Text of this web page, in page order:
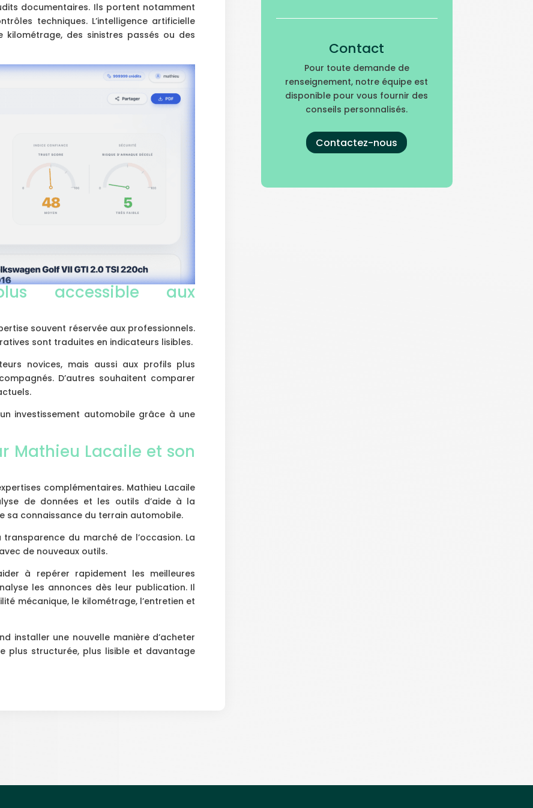
documentaires. Ils portent notamment
techniques. L’intelligence artificielle
des sinistres passés ou des
accessible aux
souvent réservée aux professionnels.
sont traduites en indicateurs lisibles.
novices, mais aussi aux profils plus
D’autres souhaitent comparer
investissement automobile grâce à une
Mathieu Lacaile et son
complémentaires. Mathieu Lacaile
de données et les outils d’aide à la
sa connaissance du terrain automobile.
du marché de l’occasion. La
de nouveaux outils.
à repérer rapidement les meilleures
les annonces dès leur publication. Il
mécanique, le kilométrage, l’entretien et
installer une nouvelle manière d’acheter
plus structurée, plus lisible et davantage
Contact
Pour toute demande de
renseignement, notre équipe est
disponible pour vous fournir des
conseils personnalisés.
Contactez-nous